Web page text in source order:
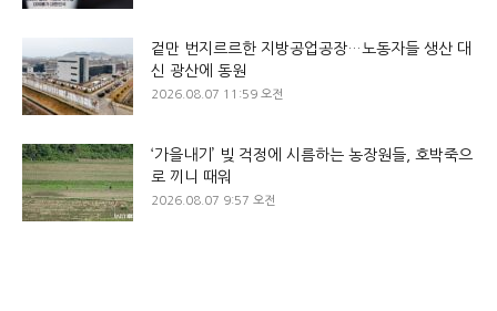
겉만 번지르르한 지방공업공장…노동자들 생산 대
신 광산에 동원
2026.08.07 11:59 오전
‘가을내기’ 빚 걱정에 시름하는 농장원들, 호박죽으
로 끼니 때워
2026.08.07 9:57 오전